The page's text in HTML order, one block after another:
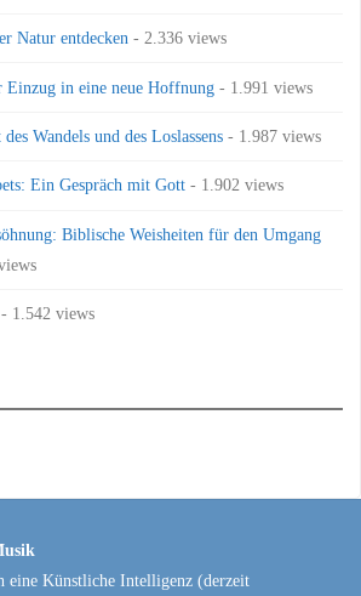
Natur entdecken - 2.336 views
Einzug in eine neue Hoffnung - 1.991 views
Wandels und des Loslassens - 1.987 views
Ein Gespräch mit Gott - 1.902 views
Biblische Weisheiten für den Umgang
- 1.542 views
eine Künstliche Intelligenz (derzeit